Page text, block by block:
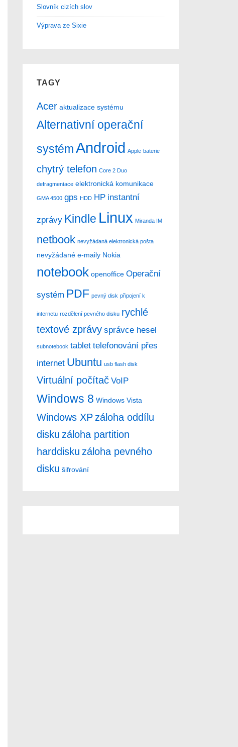
Slovník cizích slov
Výprava ze Sixie
TAGY
Acer aktualizace systému
Alternativní operační
systémAndroid Apple baterie
chytrý telefon Core 2 Duo
defragmentace elektronická komunikace
GMA 4500 gps HDD HP instantní
zprávy Kindle Linux Miranda IM
netbook nevyžádaná elektronická pošta
nevyžádané e-maily Nokia
notebook openoffice Operační
systém PDF pevný disk připojení k
internetu rozdělení pevného disku rychlé
textové zprávy správce hesel
subnotebook tablet telefonování přes
internet Ubuntu usb flash disk
Virtuální počítač VoIP
Windows 8 Windows Vista
Windows XP záloha oddílu
disku záloha partition
harddisku záloha pevného
disku šifrování